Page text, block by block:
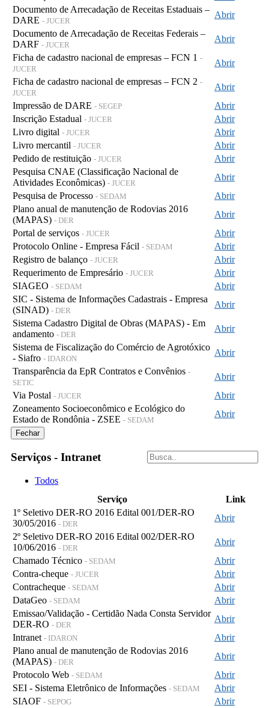
Documento de Arrecadação de Receitas Estaduais –
DARE - JUCER
Abrir
Documento de Arrecadação de Receitas Federais –
DARF - JUCER
Abrir
Ficha de cadastro nacional de empresas – FCN 1 -
JUCER
Abrir
Ficha de cadastro nacional de empresas – FCN 2 -
JUCER
Abrir
Impressão de DARE - SEGEP
Abrir
Inscrição Estadual - JUCER
Abrir
Livro digital - JUCER
Abrir
Livro mercantil - JUCER
Abrir
Pedido de restituição - JUCER
Abrir
Pesquisa CNAE (Classificação Nacional de
Atividades Econômicas) - JUCER
Abrir
Pesquisa de Processo - SEDAM
Abrir
Plano anual de manutenção de Rodovias 2016
(MAPAS) - DER
Abrir
Portal de serviços - JUCER
Abrir
Protocolo Online - Empresa Fácil - SEDAM
Abrir
Registro de balanço - JUCER
Abrir
Requerimento de Empresário - JUCER
Abrir
SIAGEO - SEDAM
Abrir
SIC - Sistema de Informações Cadastrais - Empresa
(SINAD) - DER
Abrir
Sistema Cadastro Digital de Obras (MAPAS) - Em
andamento - DER
Abrir
Sistema de Fiscalização do Comércio de Agrotóxico
- Siafro - IDARON
Abrir
Transparência da EpR Contratos e Convênios -
SETIC
Abrir
Via Postal - JUCER
Abrir
Zoneamento Socioeconômico e Ecológico do
Estado de Rondônia - ZSEE - SEDAM
Abrir
Fechar
Serviços - Intranet
Todos
Serviço
Link
1º Seletivo DER-RO 2016 Edital 001/DER-RO
30/05/2016 - DER
Abrir
2º Seletivo DER-RO 2016 Edital 002/DER-RO
10/06/2016 - DER
Abrir
Chamado Técnico - SEDAM
Abrir
Contra-cheque - JUCER
Abrir
Contracheque - SEDAM
Abrir
DataGeo - SEDAM
Abrir
Emissao/Validação - Certidão Nada Consta Servidor
DER-RO - DER
Abrir
Intranet - IDARON
Abrir
Plano anual de manutenção de Rodovias 2016
(MAPAS) - DER
Abrir
Protocolo Web - SEDAM
Abrir
SEI - Sistema Eletrônico de Informações - SEDAM
Abrir
SIAOF - SEPOG
Abrir